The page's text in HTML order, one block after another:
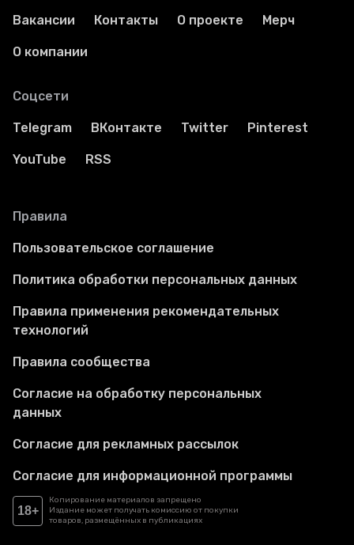
Вакансии Контакты О проекте Мерч
О компании
Соцсети
Telegram ВКонтакте Twitter Pinterest
YouTube RSS
Правила
Пользовательское соглашение
Политика обработки персональных данных
Правила применения рекомендательных
технологий
Правила сообщества
Согласие на обработку персональных
данных
Согласие для рекламных рассылок
Согласие для информационной программы
18+
Копирование материалов запрещено
Издание может получать комиссию от покупки
товаров, размещённых в публикациях